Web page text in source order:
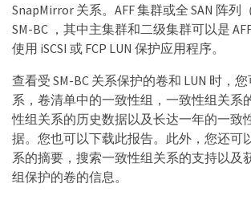
SnapMirror 关系。AFF 集群或全 SAN 阵列
SM-BC ，其中主集群和二级集群可以是
使用 iSCSI 或 FCP LUN 保护应用程序。
查看受 SM-BC 关系保护的卷和 LUN 时，
系，卷清单中的一致性组，一致性组关系
性组关系的历史数据以及长达一年的一致
据。您也可以下载此报告。此外，您还可
系的摘要，搜索一致性组关系的支持以及
组保护的卷的信息。